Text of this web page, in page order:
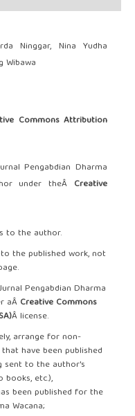
Ninggar, Nina Yudha
Wibawa
Commons Attribution
Pengabdian Dharma
under theÂ Creative
to the author.
the published work, not
Pengabdian Dharma
aÂ Creative Commons
Â license.
arrange for non-
have been published
sent to the author's
etc.),
been published for the
Wacana;